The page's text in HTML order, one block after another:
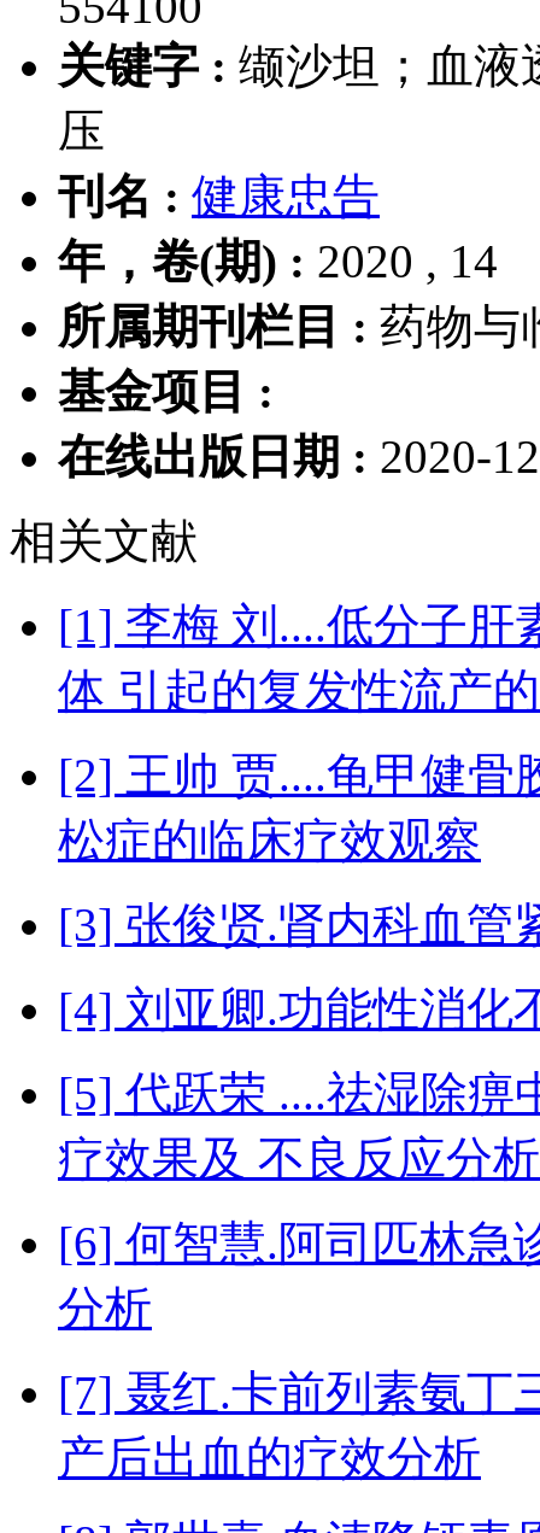
关键字 : 缬沙坦；血液
压
刊名 : 健康忠告
年，卷(期) : 2020 , 14
所属期刊栏目 : 药物与
基金项目 :
在线出版日期 : 2020-
相关文献
[1] 李梅 刘....低分子肝
体 引起的复发性流产
[2] 王帅 贾....龟甲健骨
松症的临床疗效观察
[3] 张俊贤.肾内科血管
[4] 刘亚卿.功能性消化
[5] 代跃荣 ....祛湿除痹
疗效果及 不良反应分
[6] 何智慧.阿司匹林急
分析
[7] 聂红.卡前列素氨丁
产后出血的疗效分析